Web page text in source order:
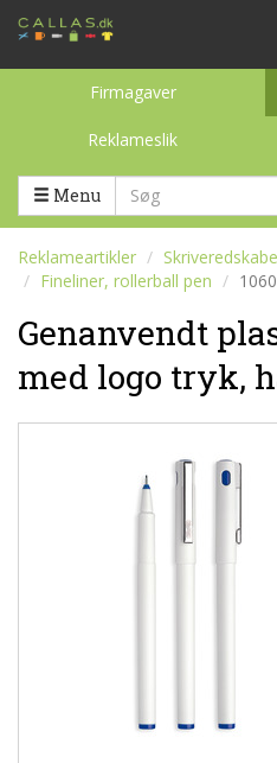
Firmagaver
Reklameslik
Toggle categories
Menu
Reklameartikler
Fineliner, rollerball pen
Genanvendt
med logo tryk,